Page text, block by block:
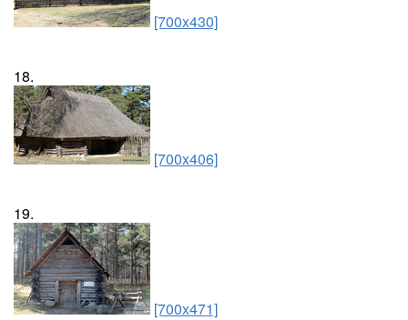
[700x430]
18.
[700x406]
19.
[700x471]